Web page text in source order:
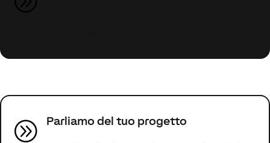
A Parliamo del tuo progetto